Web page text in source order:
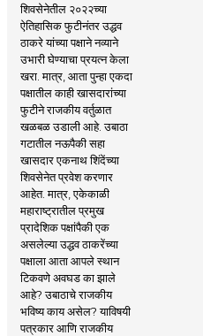
शिवसेनेतील २०२२च्या
ऐतिहासिक फुटीनंतर उद्धव
ठाकरे यांच्या पक्षाने नव्याने
उभारी घेण्याचा प्रयत्न केला
खरा. मात्र, आता पुन्हा एकदा
पक्षातील काही खासदारांच्या
फुटीने राजकीय वर्तुळात
खळबळ उडाली आहे. उबाठा
गटातील नऊपैकी सहा
खासदार एकनाथ शिंदेंच्या
शिवसेनेत प्रवेश करणार
आहेत. मात्र, एकेकाळी
महाराष्ट्रातील प्रमुख
प्रादेशिक पक्षांपैकी एक
असलेल्या उद्धव ठाकरेंच्या
पक्षाला आता आपले स्थान
टिकवणे अवघड का झाले
आहे? उबाठाचे राजकीय
भविष्य काय असेल? याविषयी
पत्रकार आणि राजकीय